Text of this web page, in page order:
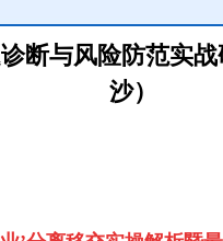
断与风险防范实
沙）